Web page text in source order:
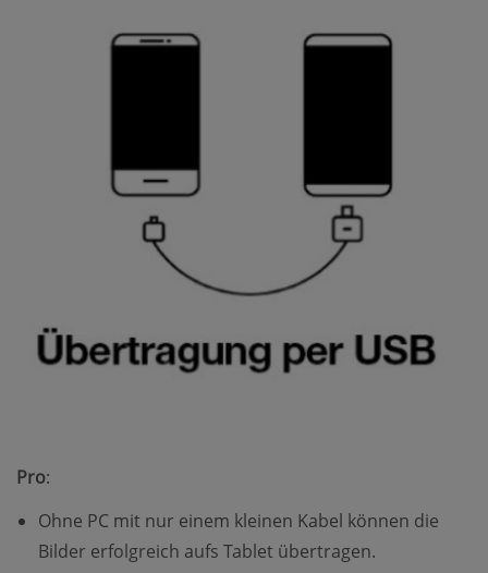
Pro:
Ohne PC mit nur einem kleinen Kabel können die
Bilder erfolgreich aufs Tablet übertragen.